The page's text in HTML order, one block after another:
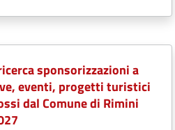
sponsorizzazioni a
eventi, progetti turistici
dal Comune di Rimini